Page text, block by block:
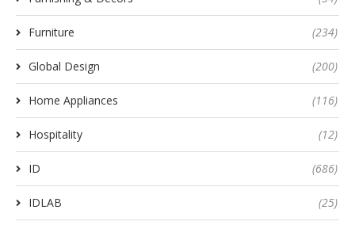
Furniture (234)
Global Design (200)
Home Appliances (116)
Hospitality (12)
ID (686)
IDLAB (25)